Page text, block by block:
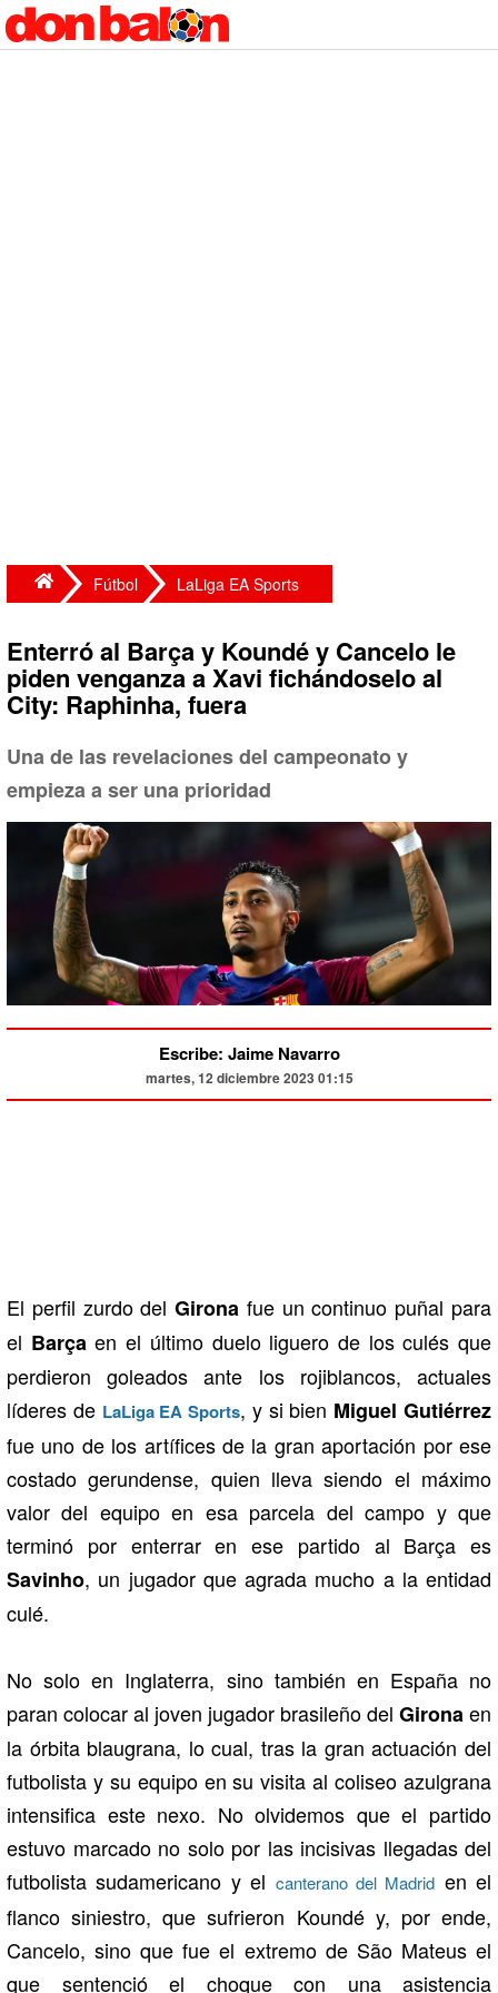
Fútbol LaLiga EA Sports
Enterró al Barça y Koundé y Cancelo le
piden venganza a Xavi fichándoselo al
City: Raphinha, fuera
Una de las revelaciones del campeonato y
empieza a ser una prioridad
Escribe: Jaime Navarro
martes, 12 diciembre 2023 01:15
El perfil zurdo delGirona fue un continuo puñal para
el Barçaen el último duelo liguero de los culés que
perdieron goleados ante los rojiblancos, actuales
líderes de LaLiga EA Sports, y si bien Miguel Gutiérrez
fue uno de los artífices de la gran aportación por ese
costado gerundense, quien lleva siendo el máximo
valor del equipo en esa parcela del campo y que
terminó por enterrar en ese partido al Barça es
Savinho, un jugador que agrada mucho a la entidad
culé.
No solo en Inglaterra, sino también en España no
paran colocar al joven jugador brasileño del Gironaen
la órbita blaugrana, lo cual, tras la gran actuación del
futbolista y su equipo en su visita al coliseo azulgrana
intensifica este nexo. No olvidemos que el partido
estuvo marcado no solo por las incisivas llegadas del
futbolista sudamericano y el canterano del Madrid en el
flanco siniestro, que sufrieron Koundé y, por ende,
Cancelo, sino que fue el extremo de São Mateus el
que sentenció el choque con una asistencia